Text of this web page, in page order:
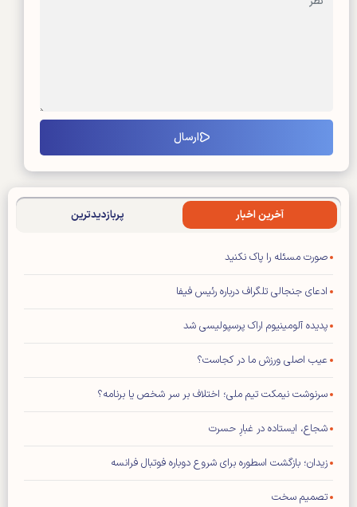
آخرین اخبار پربازدیدترین
صورت مسئله را پاک نکنید
ادعای جنجالی تلگراف درباره رئیس فیفا
پدیده آلومینیوم اراک پرسپولیسی شد
عیب اصلی ورزش ما در کجاست؟
سرنوشت نیمکت تیم ملی؛ اختلاف بر سر شخص یا برنامه؟
شجاع، ایستاده در غبارِ حسرت
زیدان؛ بازگشت اسطوره برای شروع دوباره فوتبال فرانسه
تصمیم سخت